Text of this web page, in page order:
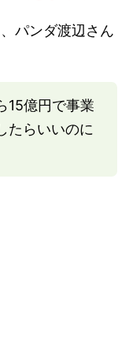
パンダ渡辺さん
15億円で事業
たらいいのに